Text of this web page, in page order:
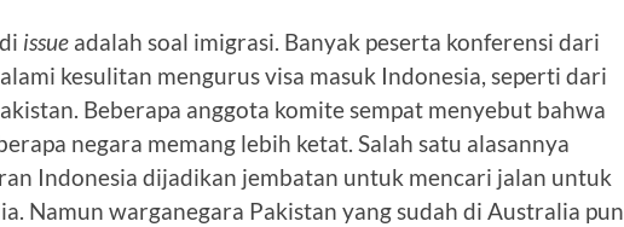
issue adalah soal imigrasi. Banyak peserta konferensi dari
kesulitan mengurus visa masuk Indonesia, seperti dari
Beberapa anggota komite sempat menyebut bahwa
negara memang lebih ketat. Salah satu alasannya
Indonesia dijadikan jembatan untuk mencari jalan untuk
Namun warganegara Pakistan yang sudah di Australia pun